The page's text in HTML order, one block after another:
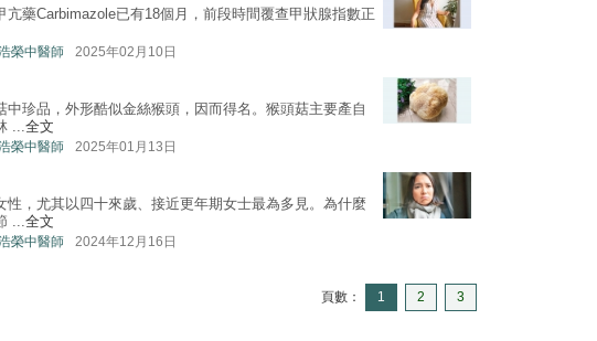
藥Carbimazole已有18個月，前段時間覆查甲狀腺指數正
榮中醫師 2025年02月10日
珍品，外形酷似金絲猴頭，因而得名。猴頭菇主要產自
...全文
榮中醫師 2025年01月13日
性，尤其以四十來歲、接近更年期女士最為多見。為什麼
...全文
榮中醫師 2024年12月16日
頁數： 1 2 3